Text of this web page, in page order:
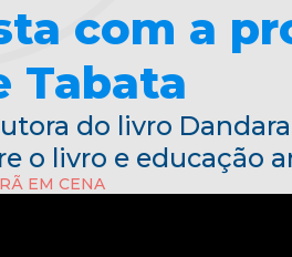
com a
Tabata
do livro
o livro e educação
EM CENA